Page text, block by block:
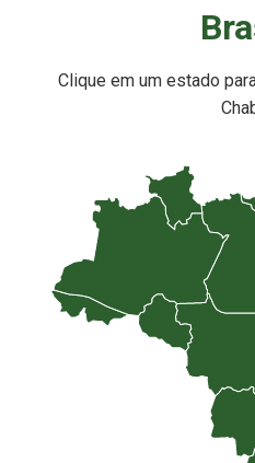
Clique em um estado